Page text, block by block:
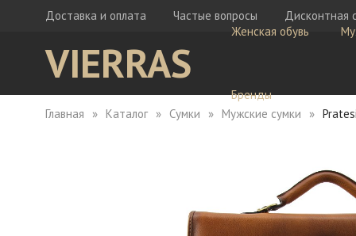
Доставка и оплата Частые вопросы Дисконтная
VIERRAS
Женская обувь
Ботфорты
Сапоги
Бренды
Главная Каталог Сумки Мужские сумки